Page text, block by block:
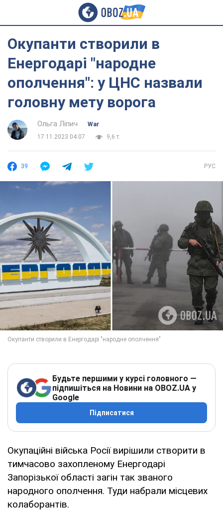
Окупанти створили в
Енергодарі "народне
ополчення": у ЦНС назвали
головну мету ворога
Ольга Ліпич
War
17.11.2023 04:07
9,6 т.
39 РУС
Будьте першими у курсі головного —
підпишіться на Новини на OBOZ.UA у
Google
Підписатися
Окупаційні війська Росії вирішили створити в
тимчасово захопленому Енергодарі
Запорізької області загін так званого
народного ополчення. Туди набрали місцевих
колаборантів.